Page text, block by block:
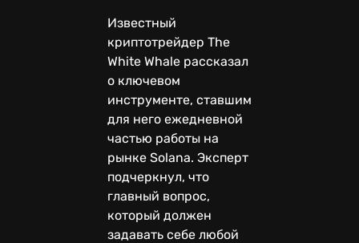
Известный
криптотрейдер The
White Whale рассказал
о ключевом
инструменте, ставшим
для него ежедневной
частью работы на
рынке Solana. Эксперт
подчеркнул, что
главный вопрос,
который должен
задавать себе любой